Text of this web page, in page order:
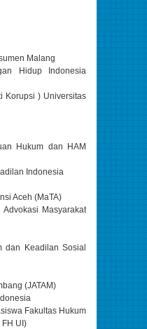
Malang
Hidup Indonesia
) Universitas
Hukum dan HAM
Indonesia
Aceh (MaTA)
Masyarakat
Keadilan Sosial
(JATAM)
Fakultas Hukum
UI)